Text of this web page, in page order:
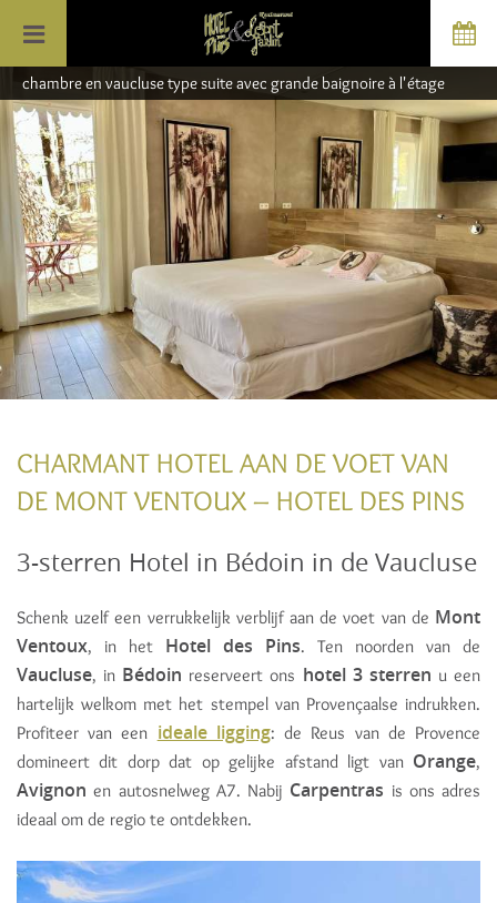
chambre en vaucluse type suite avec grande baignoire à l'étage
CHARMANT HOTEL AAN DE VOET VAN
DE MONT VENTOUX – HOTEL DES PINS
3-sterren Hotel in Bédoin in de Vaucluse
Schenk uzelf een verrukkelijk verblijf aan de voet van de Mont
Ventoux, in het Hotel des Pins. Ten noorden van de
Vaucluse, in Bédoin reserveert ons hotel 3 sterren u een
hartelijk welkom met het stempel van Provençaalse indrukken.
Profiteer van een ideale ligging: de Reus van de Provence
domineert dit dorp dat op gelijke afstand ligt van Orange,
Avignon en autosnelweg A7. Nabij Carpentras is ons adres
ideaal om de regio te ontdekken.